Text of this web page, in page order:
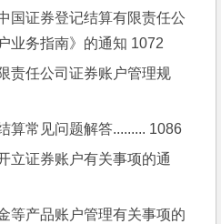
国证券登记结算有限责任公
业务指南》的通知 1072
责任公司证券账户管理规
算常见问题解答......... 1086
立证券账户有关事项的通
等产品账户管理有关事项的